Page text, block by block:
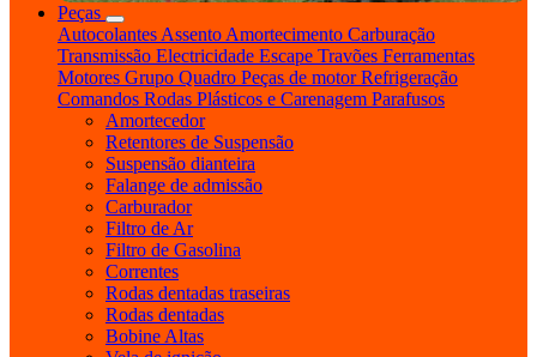
Peças
Autocolantes Assento Amortecimento Carburação
Transmissão Electricidade Escape Travões Ferramentas
Motores Grupo Quadro Peças de motorRefrigeração
Comandos Rodas Plásticos e Carenagem Parafusos
Amortecedor
Retentores de Suspensão
Suspensão dianteira
Falange de admissão
Carburador
Filtro de Ar
Filtro de Gasolina
Correntes
Rodas dentadas traseiras
Rodas dentadas
Bobine Altas